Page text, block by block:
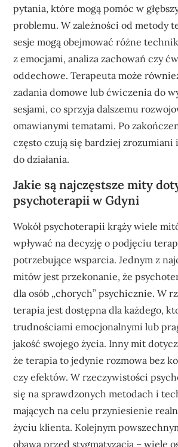
pytania, które mogą pomóc w
problemu. W zależności od metody
sesje mogą obejmować różne
z emocjami, analiza zachowań czy
oddechowe. Terapeuta może
zadania domowe lub ćwiczenia do
sesjami, co sprzyja dalszemu
omawianymi tematami. Po
często czują się bardziej zrozumiani
do działania.
Jakie są najczęstsze mity
psychoterapii w Gdyni
Wokół psychoterapii krąży wiele
wpływać na decyzję o podjęciu
potrzebujące wsparcia. Jednym z
mitów jest przekonanie, że
dla osób „chorych” psychicznie. W
terapia jest dostępna dla każdego,
trudnościami emocjonalnymi lub
jakość swojego życia. Inny mit
że terapia to jedynie rozmowa bez
czy efektów. W rzeczywistości
się na sprawdzonych metodach i
mających na celu przyniesienie
życiu klienta. Kolejnym
obawa przed stygmatyzacją – wiele